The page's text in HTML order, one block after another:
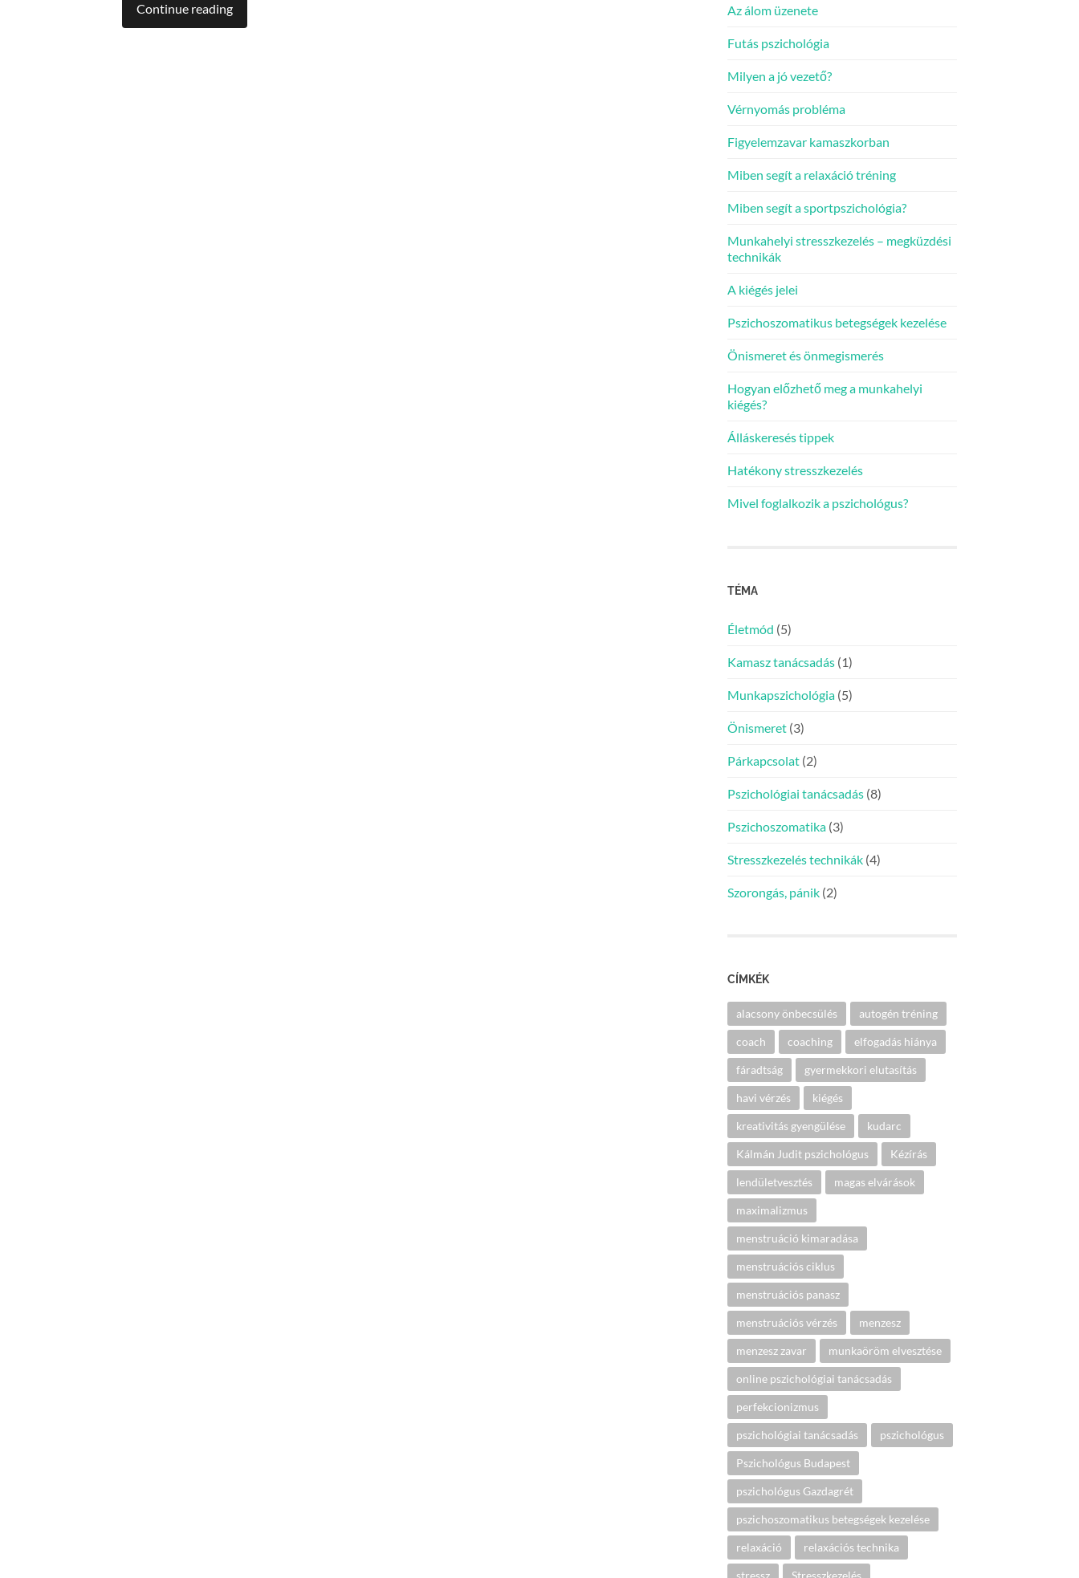
Continue reading Az álom üzenete
Futás pszichológia
Milyen a jó vezető?
Vérnyomás probléma
Figyelemzavar kamaszkorban
Miben segít a relaxáció tréning
Miben segít a sportpszichológia?
Munkahelyi stresszkezelés – megküzdési
technikák
A kiégés jelei
Pszichoszomatikus betegségek kezelése
Önismeret és önmegismerés
Hogyan előzhető meg a munkahelyi
kiégés?
Álláskeresés tippek
Hatékony stresszkezelés
Mivel foglalkozik a pszichológus?
TÉMA
Életmód (5)
Kamasz tanácsadás (1)
Munkapszichológia (5)
Önismeret (3)
Párkapcsolat (2)
Pszichológiai tanácsadás (8)
Pszichoszomatika (3)
Stresszkezelés technikák (4)
Szorongás, pánik (2)
CÍMKÉK
alacsony önbecsülés autogén tréning
coach coaching elfogadás hiánya
fáradtság gyermekkori elutasítás
havi vérzés kiégés
kreativitás gyengülése kudarc
Kálmán Judit pszichológus Kézírás
lendületvesztés magas elvárások
maximalizmus
menstruáció kimaradása
menstruációs ciklus
menstruációs panasz
menstruációs vérzés menzesz
menzesz zavar munkaöröm elvesztése
online pszichológiai tanácsadás
perfekcionizmus
pszichológiai tanácsadás pszichológus
Pszichológus Budapest
pszichológus Gazdagrét
pszichoszomatikus betegségek kezelése
relaxáció relaxációs technika